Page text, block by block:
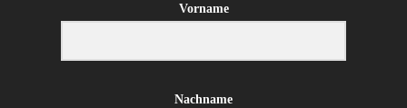
Vorname
Nachname